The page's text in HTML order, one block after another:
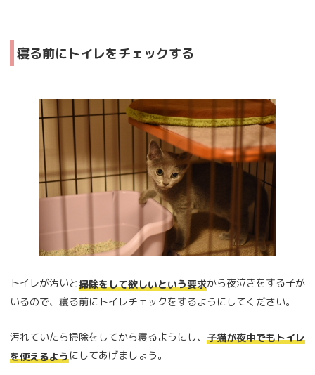
寝る前にトイレをチェックする
トイレが汚いと掃除をして欲しいという要求から夜泣きをする子が
いるので、寝る前にトイレチェックをするようにしてください。
汚れていたら掃除をしてから寝るようにし、 子猫が夜中でもトイレ
を使えるようにしてあげましょう。